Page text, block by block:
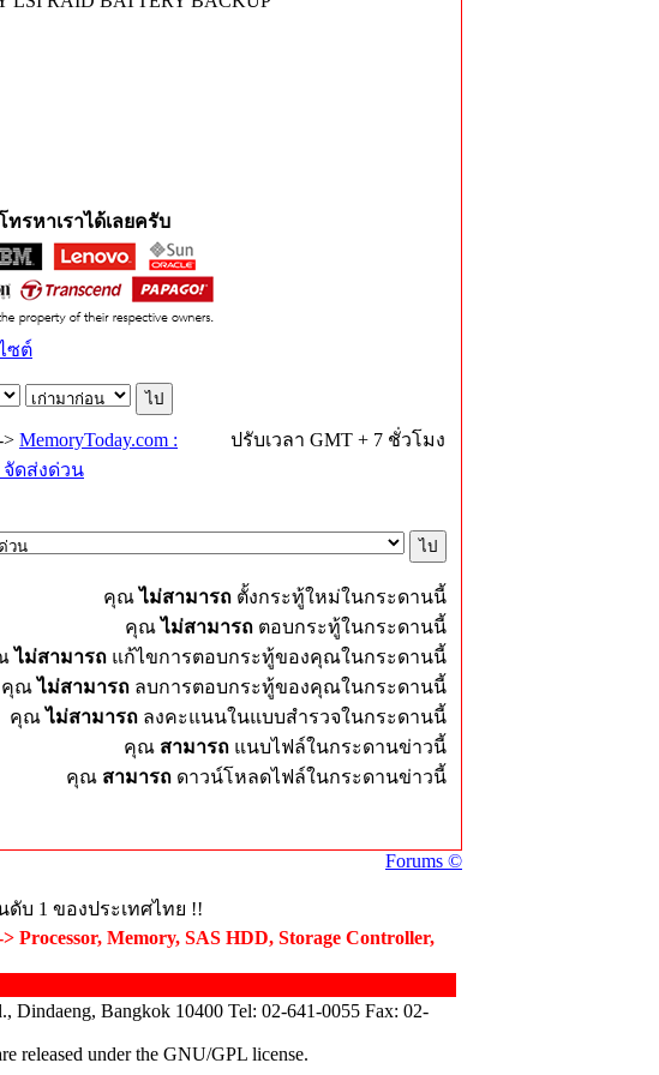
รหาเราได้เลยครับ
> MemoryToday.com :
จัดส่งด่วน
ปรับเวลา GMT + 7 ชั่วโมง
คุณไม่สามารถ ตั้งกระทู้ใหม่ในกระดานนี้
คุณไม่สามารถ ตอบกระทู้ในกระดานนี้
ไม่สามารถ แก้ไขการตอบกระทู้ของคุณในกระดานนี้
คุณไม่สามารถ ลบการตอบกระทู้ของคุณในกระดานนี้
คุณไม่สามารถ ลงคะแนนในแบบสำรวจในกระดานนี้
คุณ สามารถ แนบไฟล์ในกระดานข่าวนี้
คุณ สามารถ ดาวน์โหลดไฟล์ในกระดานข่าวนี้
Forums ©
ดับ 1 ของประเทศไทย !!
Processor, Memory, SAS HDD, Storage Controller,
Dindaeng, Bangkok 10400 Tel: 02-641-0055 Fax: 02-
released under the GNU/GPL license.